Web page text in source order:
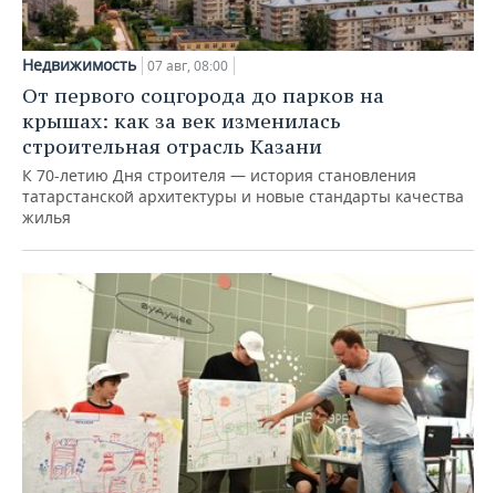
Недвижимость 07 авг, 08:00
От первого соцгорода до парков на
крышах: как за век изменилась
строительная отрасль Казани
К 70-летию Дня строителя — история становления
татарстанской архитектуры и новые стандарты качества
жилья